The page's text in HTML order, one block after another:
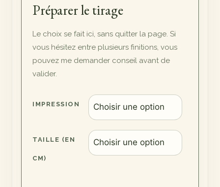
Préparer le tirage
Le choix se fait ici, sans quitter la page. Si
vous hésitez entre plusieurs finitions, vous
pouvez me demander conseil avant de
valider.
IMPRESSION
TAILLE (EN
CM)